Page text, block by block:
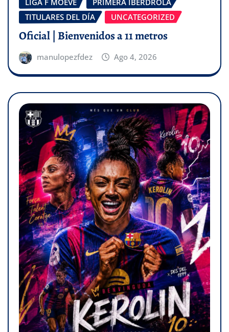
TITULARES DEL DÍA
UNCATEGORIZED
Oficial | Bienvenidos a 11 metros
manulopezfdez Ago 4, 2026